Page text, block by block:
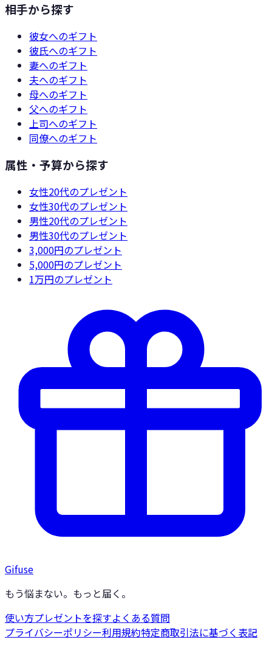
相手から探す
彼女へのギフト
彼氏へのギフト
妻へのギフト
夫へのギフト
母へのギフト
父へのギフト
上司へのギフト
同僚へのギフト
属性・予算から探す
女性20代のプレゼント
女性30代のプレゼント
男性20代のプレゼント
男性30代のプレゼント
3,000円のプレゼント
5,000円のプレゼント
1万円のプレゼント
Gifuse
もう悩まない。もっと届く。
使い方プレゼントを探すよくある質問
プライバシーポリシー利用規約特定商取引法に基づく表記